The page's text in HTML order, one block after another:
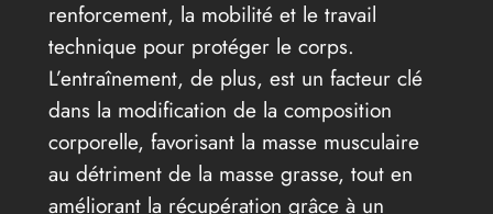
renforcement, la mobilité et le travail
technique pour protéger le corps.
L’entraînement, de plus, est un facteur clé
dans la modification de la composition
corporelle, favorisant la masse musculaire
au détriment de la masse grasse, tout en
améliorant la récupération grâce à un